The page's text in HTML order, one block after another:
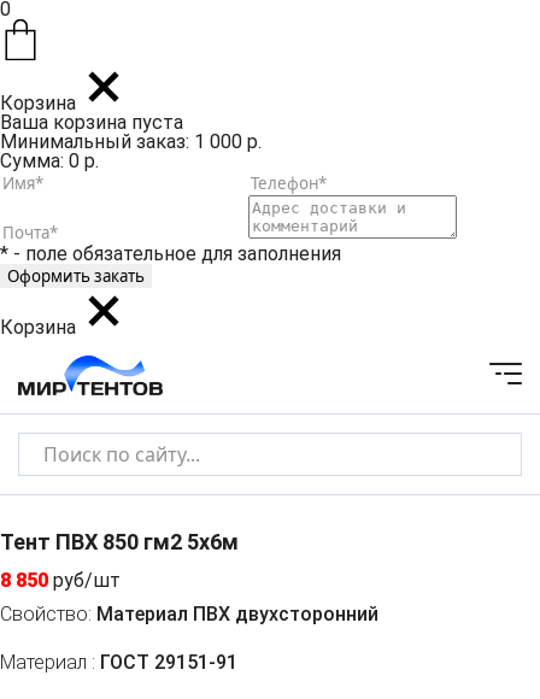
0
Корзина
Ваша корзина пуста
Минимальный заказ: 1 000 р.
Сумма: 0 р.
* - поле обязательное для заполнения
Корзина
Тент ПВХ 850 гм2 5x6м
8 850 руб/шт
Свойство: Материал ПВХ двухсторонний
Материал : ГОСТ 29151-91